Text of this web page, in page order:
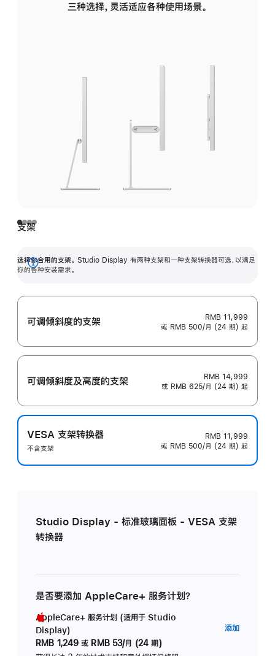
三种选择，灵活适应各种使用场景。
支架
选择你合用的支架。 Studio Display 有两种支架和一种支架转换器可选，以满足
你的各种安装需求。
展
可调倾斜度的支架
RMB 11,999
或 RMB 500/月 (24 期) 起
可调倾斜度及高‍度的支‍架
RMB 14,999
或 RMB 625/月 (24 期) 起
VESA 支架转换器
不含支架
RMB 11,999
或 RMB 500/月 (24 期) 起
Studio Display - 标准玻璃面板 - VESA 支架
转换器
是否要添加 AppleCare+ 服务计划？
AppleCare+ 服务计划 (适用于 Studio
Display)
RMB 1,249 或 RMB 53/月 (24 期)
添加